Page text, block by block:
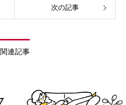
次の記事
関連記事